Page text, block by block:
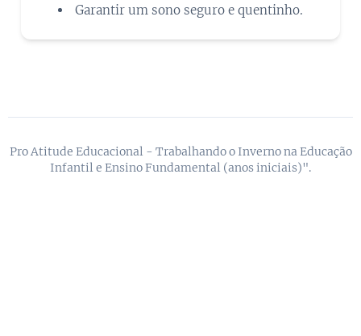
Garantir um sono seguro e quentinho.
Pro Atitude Educacional - Trabalhando o Inverno na Educação
Infantil e Ensino Fundamental (anos iniciais)".